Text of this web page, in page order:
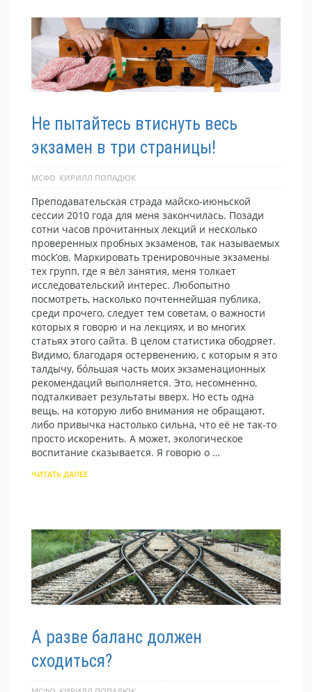
Не пытайтесь втиснуть весь
экзамен в три страницы!
МСФО КИРИЛЛ ПОПАДЮК
Преподавательская страда майско-июньской
сессии 2010 года для меня закончилась. Позади
сотни часов прочитанных лекций и несколько
проверенных пробных экзаменов, так называемых
mock’ов. Маркировать тренировочные экзамены
тех групп, где я вёл занятия, меня толкает
исследовательский интерес. Любопытно
посмотреть, насколько почтеннейшая публика,
среди прочего, следует тем советам, о важности
которых я говорю и на лекциях, и во многих
статьях этого сайта. В целом статистика ободряет.
Видимо, благодаря остервенению, с которым я это
талдычу, бόльшая часть моих экзаменационных
рекомендаций выполняется. Это, несомненно,
подталкивает результаты вверх. Но есть одна
вещь, на которую либо внимания не обращают,
либо привычка настолько сильна, что её не так-то
просто искоренить. А может, экологическое
воспитание сказывается. Я говорю о …
ЧИТАТЬ ДАЛЕЕ
А разве баланс должен
сходиться?